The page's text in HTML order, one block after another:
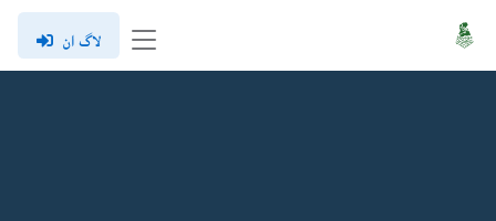
لاگ ان